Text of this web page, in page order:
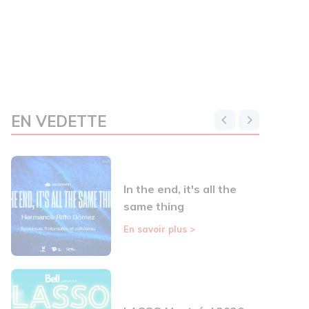
EN VEDETTE
In the end, it's all the
same thing
En savoir plus >